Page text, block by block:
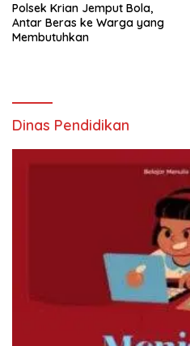
Polsek Krian Jemput Bola,
Antar Beras ke Warga yang
Membutuhkan
Dinas Pendidikan